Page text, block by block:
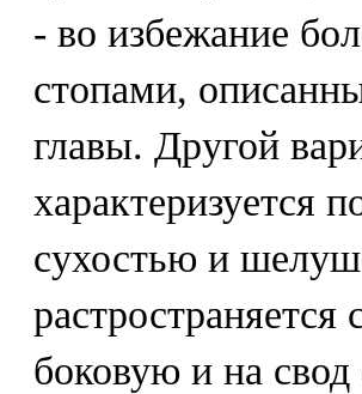
- во избежание
стопами,
главы. Другой
характеризуется
сухостью и
боковую и на